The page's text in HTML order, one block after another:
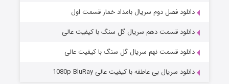
قسمت۲ (زیرنویس) منتشر شد
دانلود فصل دوم سریال بامداد خمار قسمت اول
دانلود قسمت دهم سریال گل سنگ با کیفیت عالی
دانلود قسمت نهم سریال گل سنگ با کیفیت عالی
دانلود سریال بی عاطفه با کیفیت عالی 1080p BluRay